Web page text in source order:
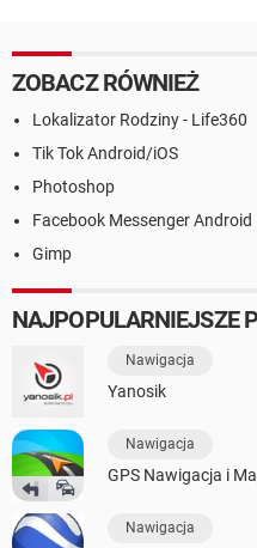
ZOBACZ RÓWNIEŻ
Lokalizator Rodziny - Life360
Tik Tok Android/iOS
Photoshop
Facebook Messenger Android
Gimp
NAJPOPULARNIEJSZE
Nawigacja
Yanosik
Nawigacja
GPS Nawigacja i
Nawigacja